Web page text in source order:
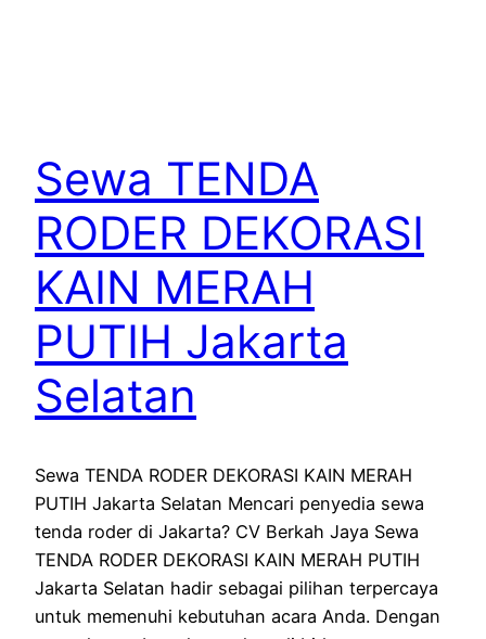
Sewa TENDA
RODER DEKORASI
KAIN MERAH
PUTIH Jakarta
Selatan
Sewa TENDA RODER DEKORASI KAIN MERAH
PUTIH Jakarta Selatan Mencari penyedia sewa
tenda roder di Jakarta? CV Berkah Jaya Sewa
TENDA RODER DEKORASI KAIN MERAH PUTIH
Jakarta Selatan hadir sebagai pilihan terpercaya
untuk memenuhi kebutuhan acara Anda. Dengan